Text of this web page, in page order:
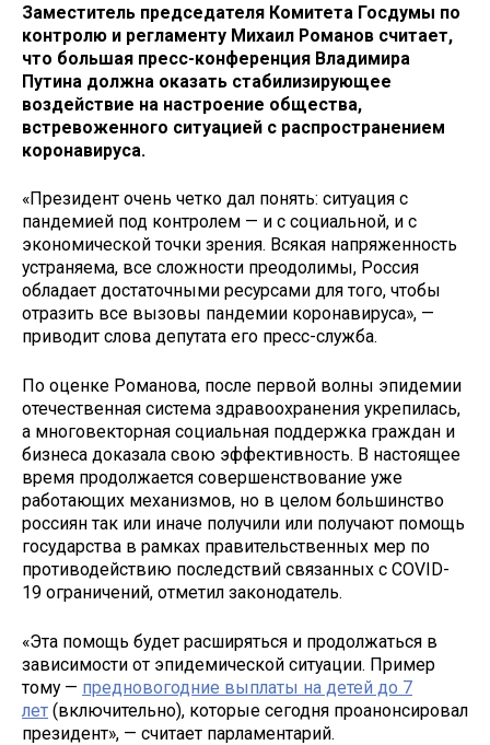
Заместитель председателя Комитета Госдумы по
контролю и регламенту Михаил Романов считает,
что большая пресс-конференция Владимира
Путина должна оказать стабилизирующее
воздействие на настроение общества,
встревоженного ситуацией с распространением
коронавируса.
«Президент очень четко дал понять: ситуация с
пандемией под контролем — и с социальной, и с
экономической точки зрения. Всякая напряженность
устраняема, все сложности преодолимы, Россия
обладает достаточными ресурсами для того, чтобы
отразить все вызовы пандемии коронавируса», —
приводит слова депутата его пресс-служба.
По оценке Романова, после первой волны эпидемии
отечественная система здравоохранения укрепилась,
а многовекторная социальная поддержка граждан и
бизнеса доказала свою эффективность. В настоящее
время продолжается совершенствование уже
работающих механизмов, но в целом большинство
россиян так или иначе получили или получают помощь
государства в рамках правительственных мер по
противодействию последствий связанных с COVID-
19 ограничений, отметил законодатель.
«Эта помощь будет расширяться и продолжаться в
зависимости от эпидемической ситуации. Пример
тому — предновогодние выплаты на детей до 7
лет (включительно), которые сегодня проанонсировал
президент», — считает парламентарий.